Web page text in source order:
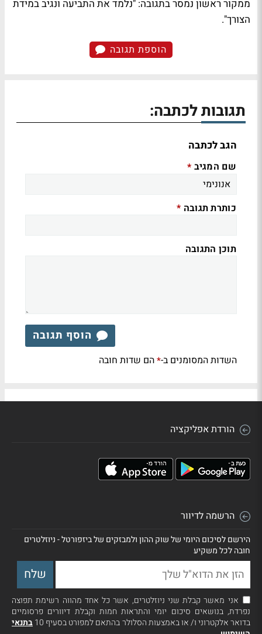
ממקור ראשון נמסר בתגובה: "נלמד את התביעה ונגיב במידת
הצורך".
הוספת תגובה
תגובות לכתבה:
הגב לכתבה
שם המגיב *
כותרת תגובה *
תוכן התגובה
הוסף תגובה
השדות המסומנים ב-*הם שדות חובה
הורדת אפליקציה
הרשמה לדיוור
הירשם לסיכום היומי של שוק ההון ולמבזקים של ביזפורטל - ניוזלטרים
חובה לכל משקיע
אני מאשר קבלת שני ניוזלטרים, אשר כל אחד מהווה רשימת תפוצה
נפרדת, בנושאים סיכום יומי והתראות חמות וקבלת דיוורים פרסומיים
בדואר אלקטרוני ו/ או באמצעות הסלולר בהתאם למפורט בסעיף 10
בתנאי